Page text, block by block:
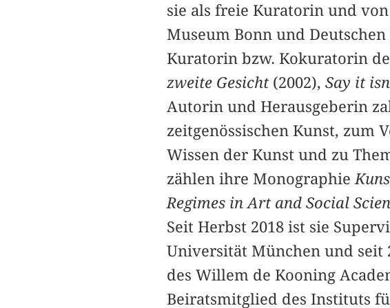
sie als freie Kuratorin und
Museum Bonn und
Kuratorin bzw. Kokuratorin
zweite Gesicht (2002), Say it
Autorin und Herausgeberin
zeitgenössischen Kunst, zum
Wissen der Kunst und zu
zählen ihre Monographie
Regimes in Art and Social
Seit Herbst 2018 ist sie
Universität München und seit
des Willem de Kooning
Beiratsmitglied des Instituts